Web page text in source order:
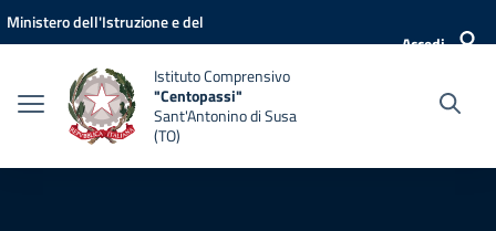
Vai ai contenuti
Vai al menu di navigazione
Vai al footer
Ministero dell'Istruzione e del
Accedi
Istituto Comprensivo
"Centopassi"
Sant'Antonino di Susa
(TO)